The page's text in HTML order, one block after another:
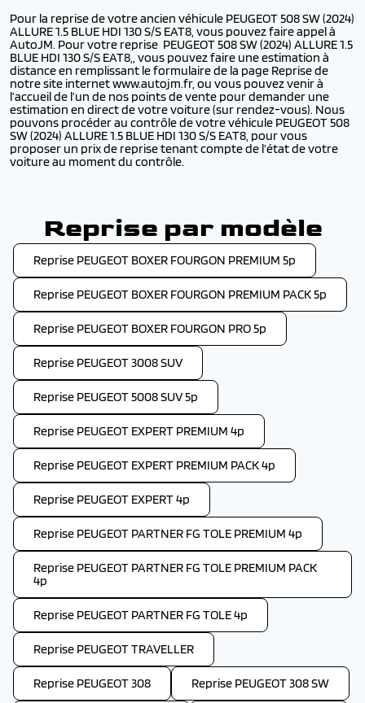
Pour la reprise de votre ancien véhicule PEUGEOT 508 SW (2024)
ALLURE 1.5 BLUE HDI 130 S/S EAT8, vous pouvez faire appel à
AutoJM. Pour votre reprise PEUGEOT 508 SW (2024) ALLURE 1.5
BLUE HDI 130 S/S EAT8,, vous pouvez faire une estimation à
distance en remplissant le formulaire de la page Reprise de
notre site internet www.autojm.fr, ou vous pouvez venir à
l’accueil de l’un de nos points de vente pour demander une
estimation en direct de votre voiture (sur rendez-vous). Nous
pouvons procéder au contrôle de votre véhicule PEUGEOT 508
SW (2024) ALLURE 1.5 BLUE HDI 130 S/S EAT8, pour vous
proposer un prix de reprise tenant compte de l’état de votre
voiture au moment du contrôle.
Reprise par modèle
Reprise PEUGEOT BOXER FOURGON PREMIUM 5p
Reprise PEUGEOT BOXER FOURGON PREMIUM PACK 5p
Reprise PEUGEOT BOXER FOURGON PRO 5p
Reprise PEUGEOT 3008 SUV
Reprise PEUGEOT 5008 SUV 5p
Reprise PEUGEOT EXPERT PREMIUM 4p
Reprise PEUGEOT EXPERT PREMIUM PACK 4p
Reprise PEUGEOT EXPERT 4p
Reprise PEUGEOT PARTNER FG TOLE PREMIUM 4p
Reprise PEUGEOT PARTNER FG TOLE PREMIUM PACK
4p
Reprise PEUGEOT PARTNER FG TOLE 4p
Reprise PEUGEOT TRAVELLER
Reprise PEUGEOT 308 Reprise PEUGEOT 308 SW